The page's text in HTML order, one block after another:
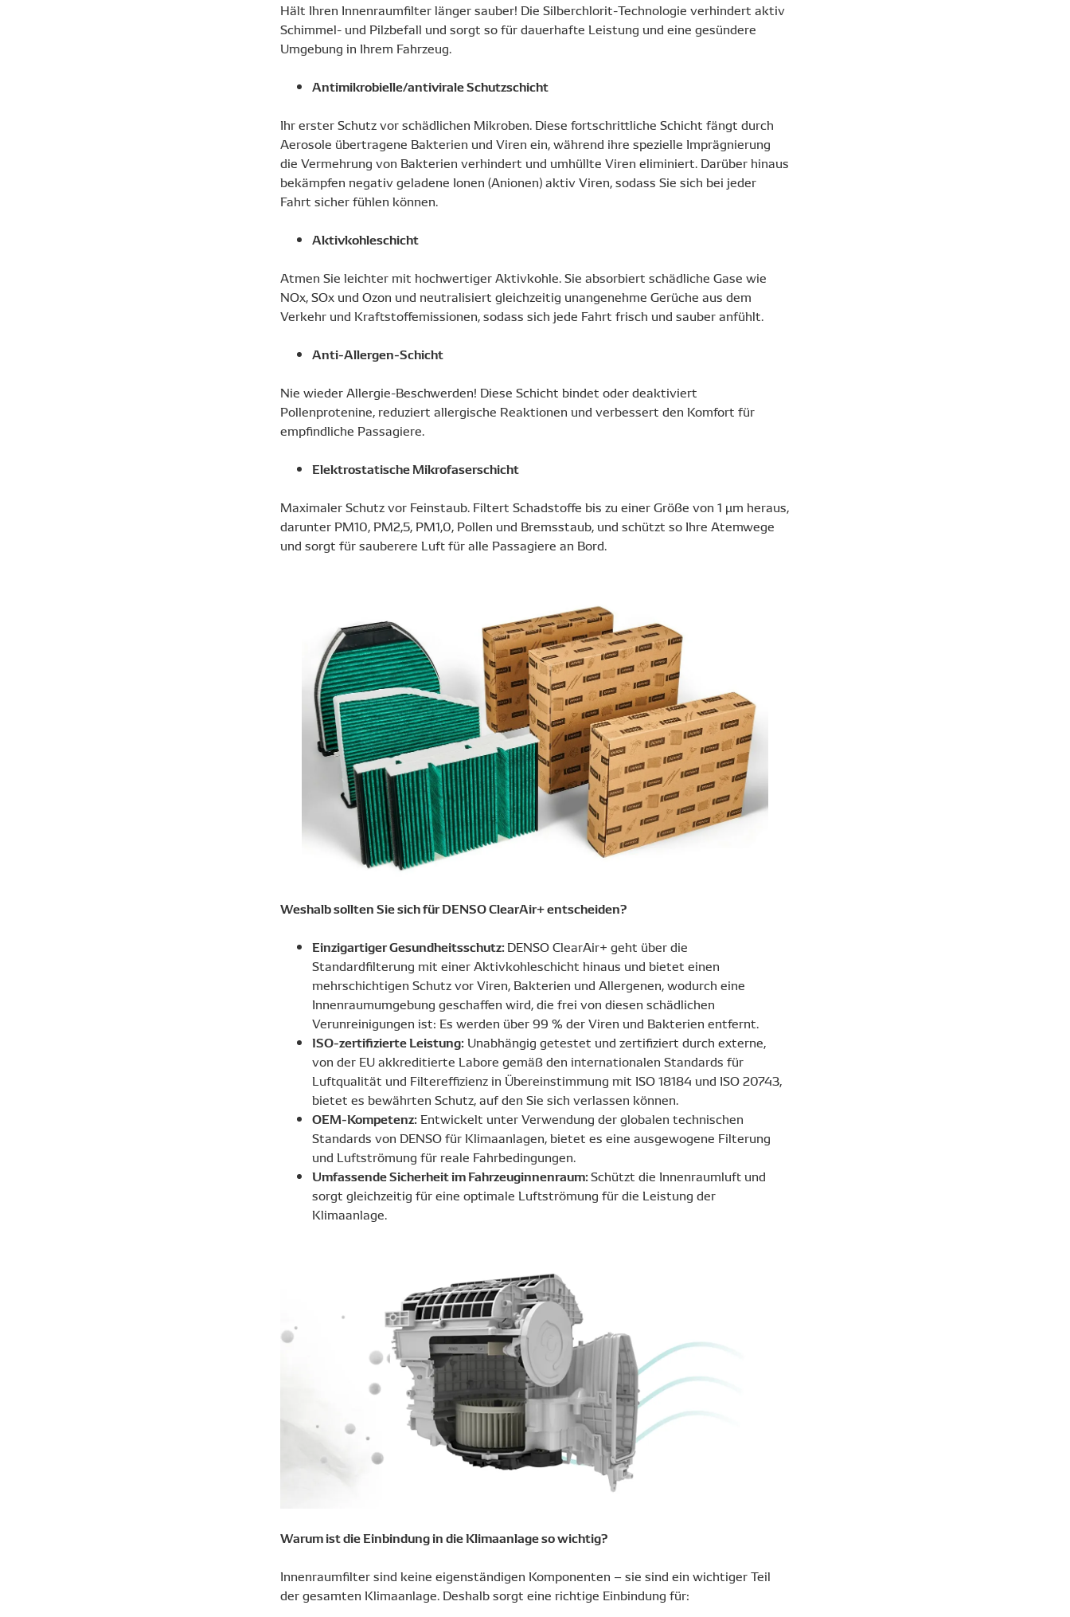
Hält Ihren Innenraumfilter länger sauber! Die Silberchlorit-Technologie verhindert aktiv
Schimmel- und Pilzbefall und sorgt so für dauerhafte Leistung und eine gesündere
Umgebung in Ihrem Fahrzeug.
Antimikrobielle/antivirale Schutzschicht
Ihr erster Schutz vor schädlichen Mikroben. Diese fortschrittliche Schicht fängt durch
Aerosole übertragene Bakterien und Viren ein, während ihre spezielle Imprägnierung
die Vermehrung von Bakterien verhindert und umhüllte Viren eliminiert. Darüber hinaus
bekämpfen negativ geladene Ionen (Anionen) aktiv Viren, sodass Sie sich bei jeder
Fahrt sicher fühlen können.
Aktivkohleschicht
Atmen Sie leichter mit hochwertiger Aktivkohle. Sie absorbiert schädliche Gase wie
NOx, SOx und Ozon und neutralisiert gleichzeitig unangenehme Gerüche aus dem
Verkehr und Kraftstoffemissionen, sodass sich jede Fahrt frisch und sauber anfühlt.
Anti-Allergen-Schicht
Nie wieder Allergie-Beschwerden! Diese Schicht bindet oder deaktiviert
Pollenprotenine, reduziert allergische Reaktionen und verbessert den Komfort für
empfindliche Passagiere.
Elektrostatische Mikrofaserschicht
Maximaler Schutz vor Feinstaub. Filtert Schadstoffe bis zu einer Größe von 1 µm heraus,
darunter PM10, PM2,5, PM1,0, Pollen und Bremsstaub, und schützt so Ihre Atemwege
und sorgt für sauberere Luft für alle Passagiere an Bord.
Weshalb sollten Sie sich für DENSO ClearAir+ entscheiden?
Einzigartiger Gesundheitsschutz:DENSO ClearAir+ geht über die
Standardfilterung mit einer Aktivkohleschicht hinaus und bietet einen
mehrschichtigen Schutz vor Viren, Bakterien und Allergenen, wodurch eine
Innenraumumgebung geschaffen wird, die frei von diesen schädlichen
Verunreinigungen ist: Es werden über 99 % der Viren und Bakterien entfernt.
ISO-zertifizierte Leistung: Unabhängig getestet und zertifiziert durch externe,
von der EU akkreditierte Labore gemäß den internationalen Standards für
Luftqualität und Filtereffizienz in Übereinstimmung mit ISO 18184 und ISO 20743,
bietet es bewährten Schutz, auf den Sie sich verlassen können.
OEM-Kompetenz: Entwickelt unter Verwendung der globalen technischen
Standards von DENSO für Klimaanlagen, bietet es eine ausgewogene Filterung
und Luftströmung für reale Fahrbedingungen.
Umfassende Sicherheit im Fahrzeuginnenraum:Schützt die Innenraumluft und
sorgt gleichzeitig für eine optimale Luftströmung für die Leistung der
Klimaanlage.
Warum ist die Einbindung in die Klimaanlage so wichtig?
Innenraumfilter sind keine eigenständigen Komponenten – sie sind ein wichtiger Teil
der gesamten Klimaanlage. Deshalb sorgt eine richtige Einbindung für: